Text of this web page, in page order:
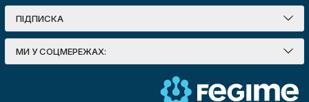
ПІДПИСКА
МИ У СОЦМЕРЕЖАХ: